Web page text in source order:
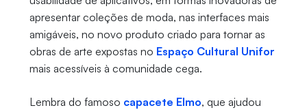
apresentar coleções de moda, nas interfaces mais
amigáveis, no novo produto criado para tornar as
obras de arte expostas no Espaço Cultural Unifor
mais acessíveis à comunidade cega.
Lembra do famoso capacete Elmo, que ajudou